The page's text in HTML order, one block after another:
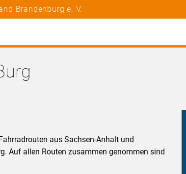
Brandenburg e. V.
aus Sachsen-Anhalt und
Auf allen Routen zusammen genommen sind